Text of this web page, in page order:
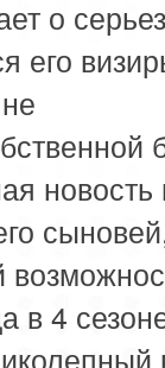
о
его
в 4